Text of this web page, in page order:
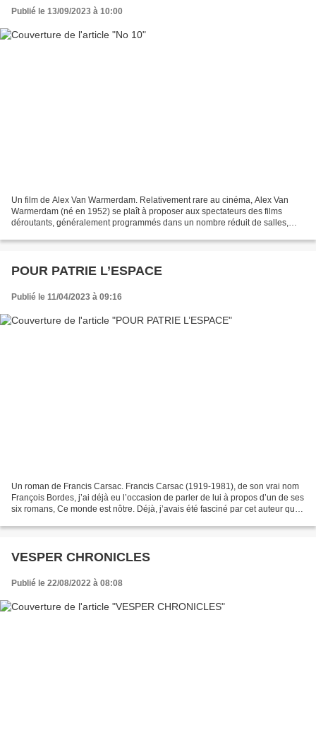
Publié le 13/09/2023 à 10:00
Un film de Alex Van Warmerdam. Relativement rare au cinéma, Alex Van
Warmerdam (né en 1952) se plaît à proposer aux spectateurs des films
déroutants, généralement programmés dans un nombre réduit de salles,
POUR PATRIE L’ESPACE
Publié le 11/04/2023 à 09:16
Un roman de Francis Carsac. Francis Carsac (1919-1981), de son vrai nom
François Bordes, j’ai déjà eu l’occasion de parler de lui à propos d’un de ses
six romans, Ce monde est nôtre. Déjà, j’avais été fasciné par cet auteur qui,
VESPER CHRONICLES
Publié le 22/08/2022 à 08:08